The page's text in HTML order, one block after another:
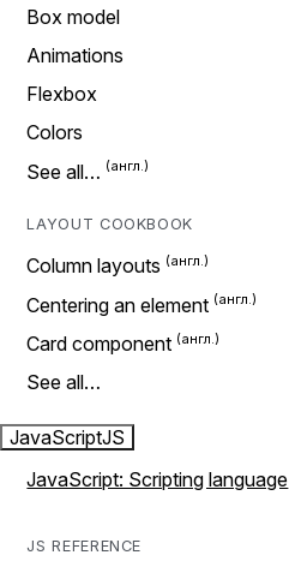
Box model
Animations
Flexbox
Colors
See all…
LAYOUT COOKBOOK
Column layouts
Centering an element
Card component
See all…
JavaScriptJS
JavaScript: Scripting language
JS REFERENCE